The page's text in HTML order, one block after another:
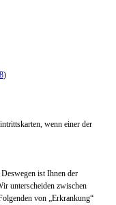
)
wenn einer der
ist Ihnen der
unterscheiden zwischen
von „Erkrankung“